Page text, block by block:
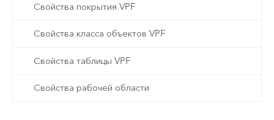
Свойства покрытия VPF
Свойства класса объектов VPF
Свойства таблицы VPF
Свойства рабочей области